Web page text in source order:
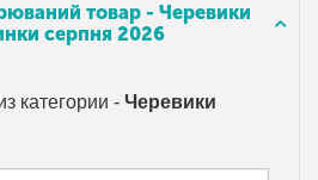
товар - Черевики
серпня 2026
категории -Черевики